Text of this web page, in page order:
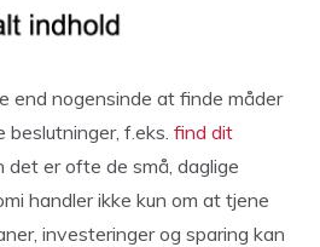
end nogensinde at finde måder
f.eks. find dit
det er ofte de små, daglige
handler ikke kun om at tjene
investeringer og sparing kan